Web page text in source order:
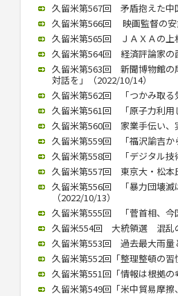
久留米第567回 矛盾抱えた中
久留米第566回 映画監督の安
久留米第565回 ＪＡＸＡの上
久留米第564回 経済評論家の
久留米第563回 新聞博物館の
対話を」（2022/10/14）
久留米第562回 「つかみ取る
久留米第561回 「原子力利用
久留米第560回 家業手伝い、
久留米第559回 「福沢諭吉か
久留米第558回 「デジタル技
久留米第557回 東京大・松本
久留米第556回 「暴力団壊滅
（2022/10/13）
久留米第555回 「菅首相、今
久留米554回 大統領選 混乱
久留米第553回 過去最大雨
久留米第552回「整理整頓の
久留米第551回「情報は根拠
久留米第549回「米中貿易摩